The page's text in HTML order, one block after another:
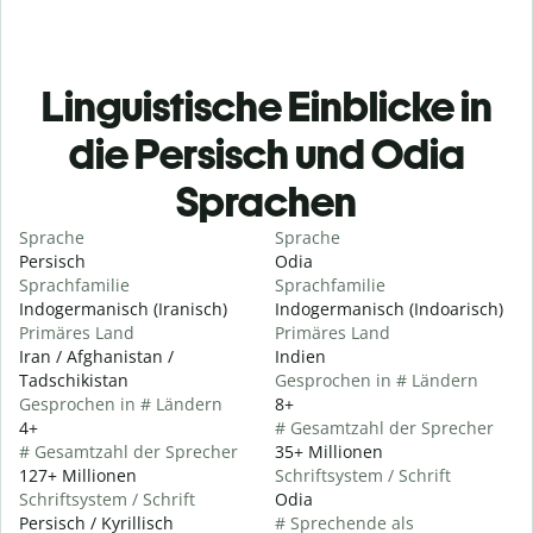
Linguistische Einblicke in
die Persisch und Odia
Sprachen
Sprache
Persisch
Sprachfamilie
Indogermanisch (Iranisch)
Primäres Land
Iran / Afghanistan /
Tadschikistan
Gesprochen in # Ländern
4+
# Gesamtzahl der Sprecher
127+ Millionen
Schriftsystem / Schrift
Persisch / Kyrillisch
Sprache
Odia
Sprachfamilie
Indogermanisch (Indoarisch)
Primäres Land
Indien
Gesprochen in # Ländern
8+
# Gesamtzahl der Sprecher
35+ Millionen
Schriftsystem / Schrift
Odia
# Sprechende als